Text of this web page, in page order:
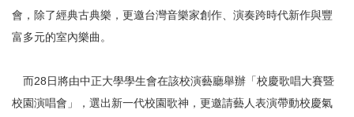
會，除了經典古典樂，更邀台灣音樂家創作、演奏跨時代新作與豐
富多元的室內樂曲。
而28日將由中正大學學生會在該校演藝廳舉辦「校慶歌唱大賽暨
校園演唱會」，選出新一代校園歌神，更邀請藝人表演帶動校慶氣